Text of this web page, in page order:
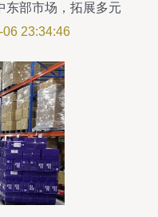
东部市场，拓展多元
23:34:46